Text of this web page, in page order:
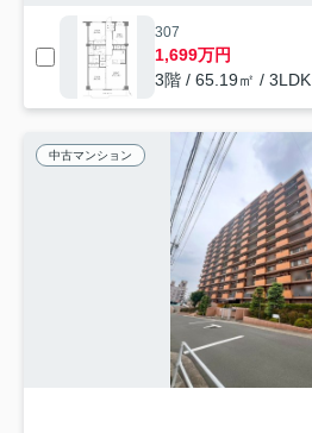
307
1,699万円
3階 / 65.19㎡ / 3LDK
中古マンション